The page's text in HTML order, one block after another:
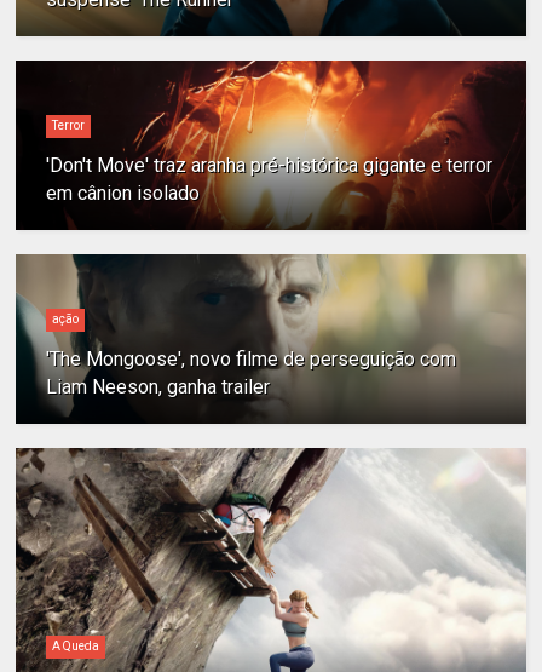
Terror
'Don't Move' traz aranha pré-histórica gigante e terror
em cânion isolado
ação
'The Mongoose', novo filme de perseguição com
Liam Neeson, ganha trailer
A Queda